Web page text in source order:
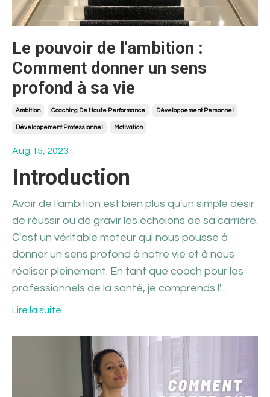
Le pouvoir de l'ambition :
Comment donner un sens
profond à sa vie
Ambition Coaching De Haute Performance Développement Personnel
Développement Professionnel Motivation
Aug 15, 2023
Introduction
Avoir de l'ambition est bien plus qu'un simple désir
de réussir ou de gravir les échelons de sa carrière.
C'est un véritable moteur qui nous pousse à
donner un sens profond à notre vie et à nous
réaliser pleinement. En tant que coach pour les
professionnels de la santé, je comprends l'...
Lire la suite...